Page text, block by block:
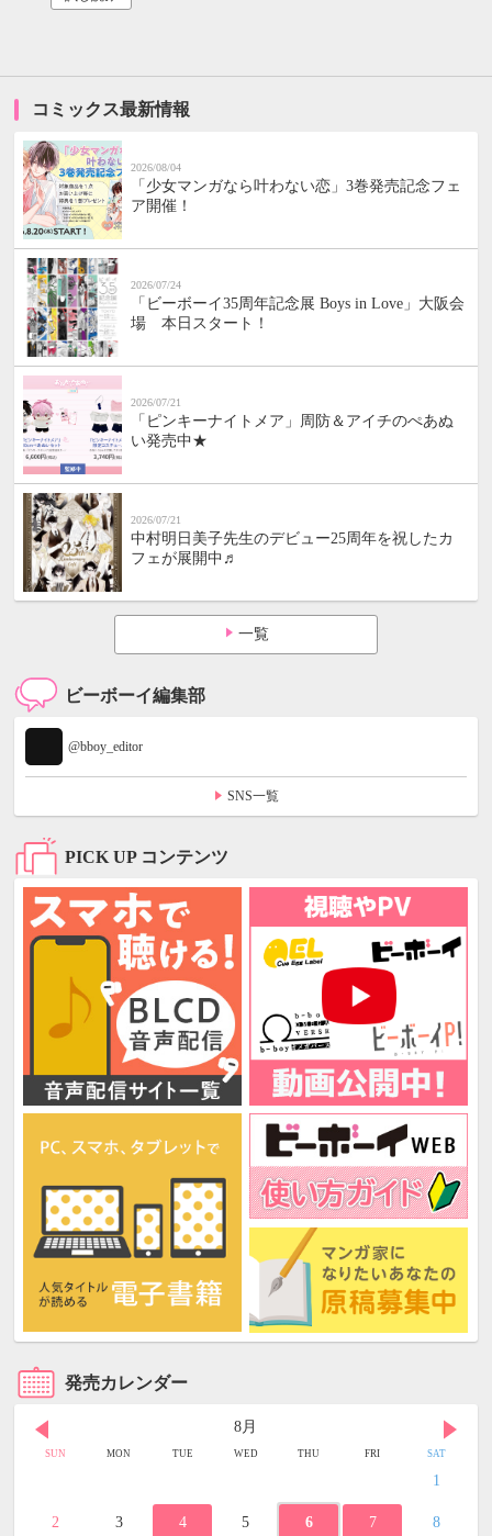
コミックス最新情報
2026/08/04
「少女マンガなら叶わない恋」3巻発売記念フェ
ア開催！
2026/07/24
「ビーボーイ35周年記念展 Boys in Love」大阪会
場 本日スタート！
2026/07/21
「ピンキーナイトメア」周防＆アイチのぺあぬ
い発売中★
2026/07/21
中村明日美子先生のデビュー25周年を祝したカ
フェが展開中♬
一覧
ビーボーイ編集部
@bboy_editor
SNS一覧
PICK UP コンテンツ
発売カレンダー
8月
SUN MON TUE WED THU FRI SAT
1
2 3 4 5 6 7 8